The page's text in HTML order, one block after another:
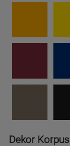
Dekor Korpus